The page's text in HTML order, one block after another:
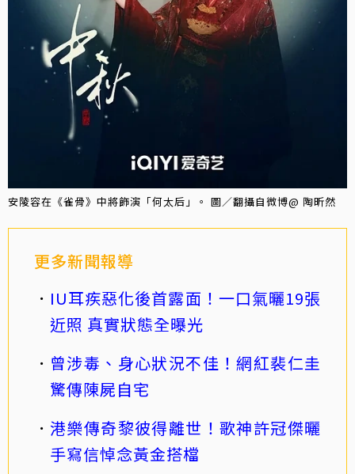
安陵容在《雀骨》中將飾演「何太后」。 圖／翻攝自微博@ 陶昕然
更多新聞報導
IU耳疾惡化後首露面！一口氣曬19張
近照 真實狀態全曝光
曾涉毒、身心狀況不佳！網紅裴仁圭
驚傳陳屍自宅
港樂傳奇黎彼得離世！歌神許冠傑曬
手寫信悼念黃金搭檔